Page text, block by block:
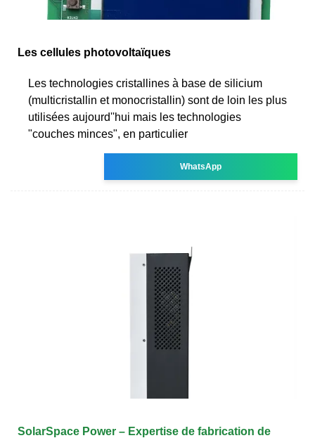
Les cellules photovoltaïques
Les technologies cristallines à base de silicium
(multicristallin et monocristallin) sont de loin les plus
utilisées aujourd''hui mais les technologies
"couches minces", en particulier
WhatsApp
SolarSpace Power – Expertise de fabrication de